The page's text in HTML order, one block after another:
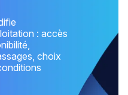
: accès
choix